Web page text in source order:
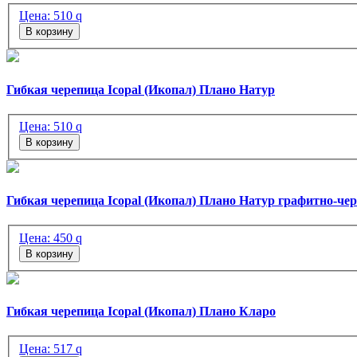
Цена: 510 q
В корзину
Гибкая черепица Icopal (Икопал) Плано Натур
Цена: 510 q
В корзину
Гибкая черепица Icopal (Икопал) Плано Натур графитно-
Цена: 450 q
В корзину
Гибкая черепица Icopal (Икопал) Плано Кларо
Цена: 517 q